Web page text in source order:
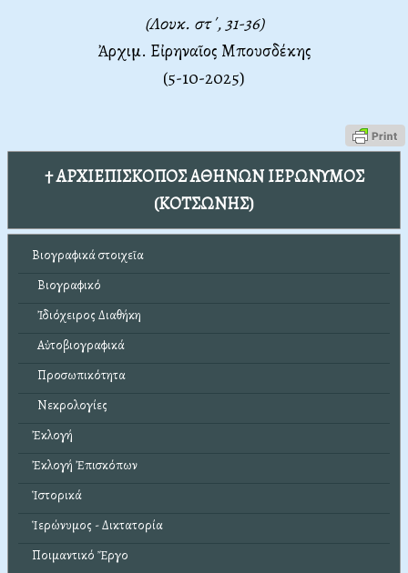
(Λουκ. στ΄, 31-36)
Ἀρχιμ. Εἰρηναῖος Μπουσδέκης
(5-10-2025)
† ΑΡΧΙΕΠΙΣΚΟΠΟΣ ΑΘΗΝΩΝ ΙΕΡΩΝΥΜΟΣ
(ΚΟΤΣΩΝΗΣ)
Βιογραφικά στοιχεῖα
Βιογραφικό
Ἰδιόχειρος Διαθήκη
Αὐτοβιογραφικά
Προσωπικότητα
Νεκρολογίες
Ἐκλογή
Ἐκλογή Ἐπισκόπων
Ἱστορικά
Ἱερώνυμος - Δικτατορία
Ποιμαντικό Ἔργο